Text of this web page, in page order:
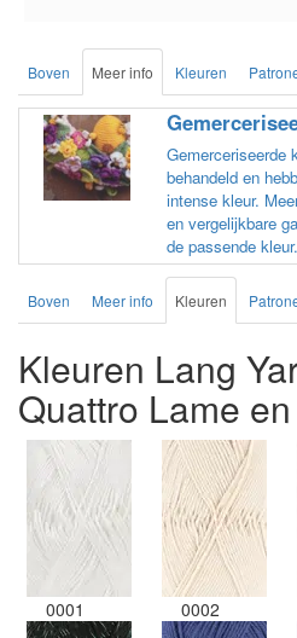
Boven Meer info Kleuren
Gemerceriseerde
behandeld en
intense kleur.
en vergelijkbare
de passende kleur.
Boven Meer info Kleuren
Kleuren Lang
Quattro Lame
0001 0002